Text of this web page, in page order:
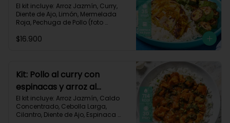
zucchini horneado-148
El kit incluye: Arroz Jazmín, Curry,
Diente de Ajo, Limón, Mermelada
Roja, Pechuga de Pollo (foto
Verde, Receta Impresa.
$16.900
Kit: Pollo al curry con
espinacas y arroz al
cilantro-93
El kit incluye: Arroz Jazmín, Caldo
Concentrado, Cebolla Larga,
Cilantro, Diente de Ajo, Espinaca